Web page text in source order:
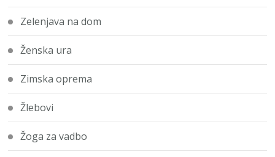
Zelenjava na dom
Ženska ura
Zimska oprema
Žlebovi
Žoga za vadbo